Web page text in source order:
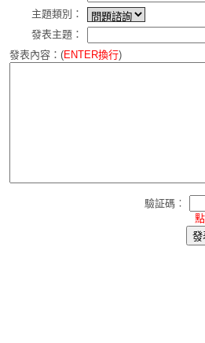
主題類別：
發表主題：
發表內容：(ENTER換行)
驗証碼︰